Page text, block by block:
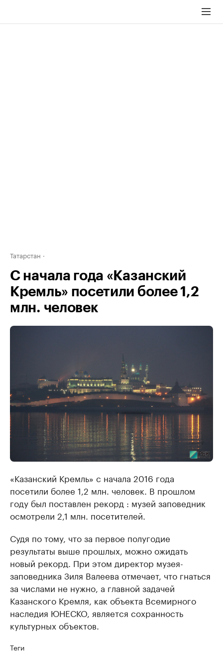
Татарстан
С начала года «Казанский
Кремль» посетили более 1,2
млн. человек
«Казанский Кремль» c начала 2016 года
посетили более 1,2 млн. человек. В прошлом
году был поставлен рекорд : музей заповедник
осмотрели 2,1 млн. посетителей.
Судя по тому, что за первое полугодие
результаты выше прошлых, можно ожидать
новый рекорд. При этом директор музея-
заповедника Зиля Валеева отмечает, что гнаться
за числами не нужно, а главной задачей
Казанского Кремля, как объекта Всемирного
наследия ЮНЕСКО, является сохранность
культурных объектов.
Теги